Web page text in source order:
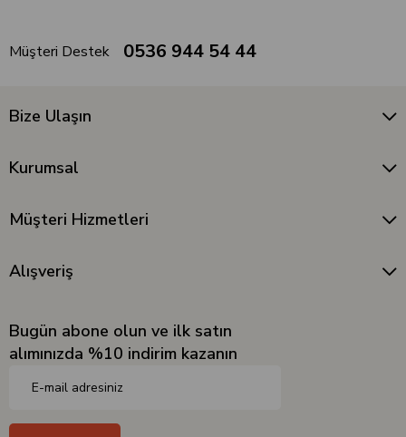
Müşteri Destek 0536 944 54 44
Bize Ulaşın
Kurumsal
Müşteri Hizmetleri
Alışveriş
Bugün abone olun ve ilk satın
alımınızda %10 indirim kazanın